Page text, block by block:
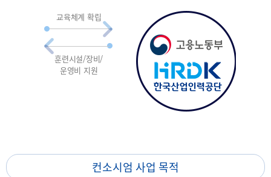
교육체계 확립
훈련시설/장비/
운영비 지원
컨소시엄 사업 목적